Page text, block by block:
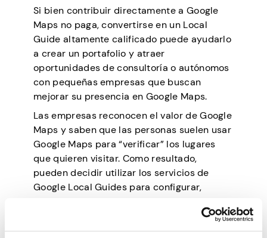
Si bien contribuir directamente a Google
Maps no paga, convertirse en un Local
Guide altamente calificado puede ayudarlo
a crear un portafolio y atraer
oportunidades de consultoría o autónomos
con pequeñas empresas que buscan
mejorar su presencia en Google Maps.
Las empresas reconocen el valor de Google
Maps y saben que las personas suelen usar
Google Maps para “verificar” los lugares
que quieren visitar. Como resultado,
pueden decidir utilizar los servicios de
Google Local Guides para configurar,